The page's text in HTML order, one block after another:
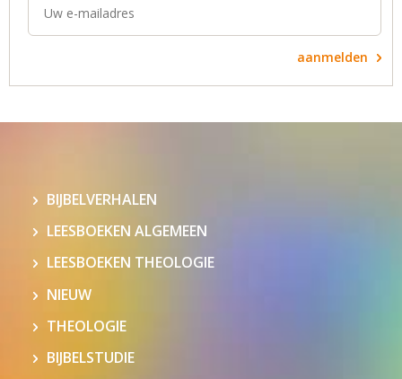
aanmelden
BIJBELVERHALEN
LEESBOEKEN ALGEMEEN
LEESBOEKEN THEOLOGIE
NIEUW
THEOLOGIE
BIJBELSTUDIE